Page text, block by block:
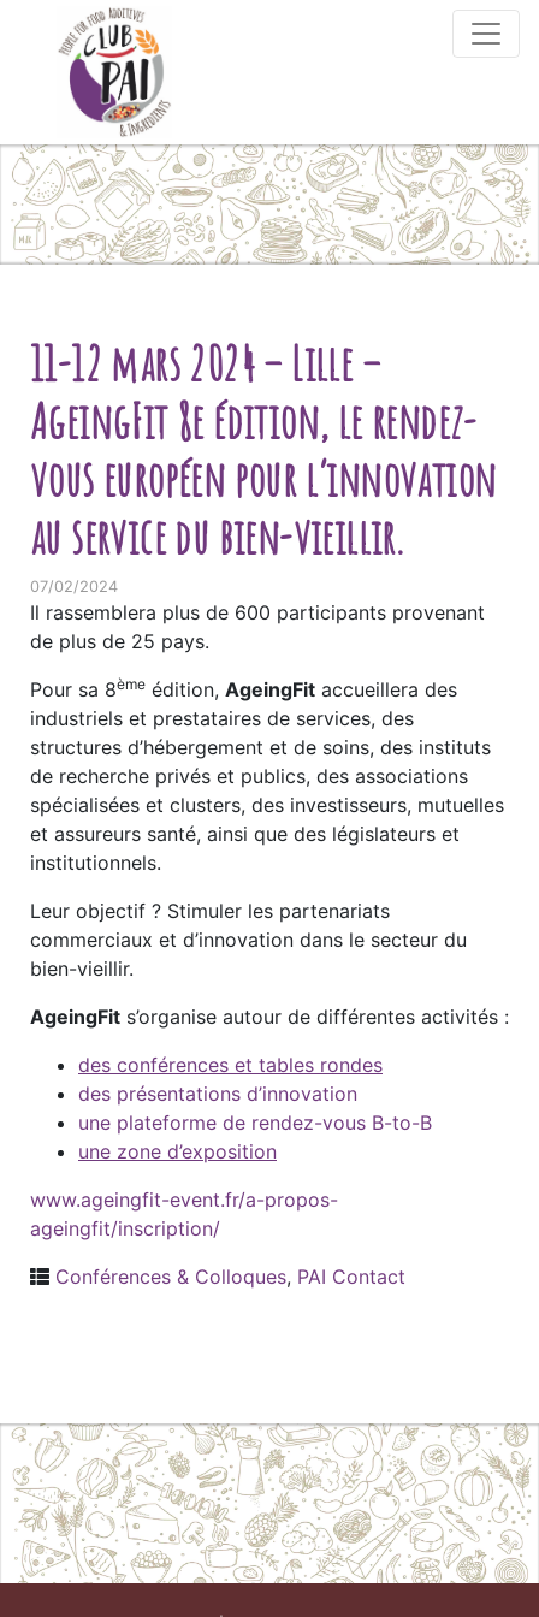
Skip to content
11-12 mars 2024 – Lille –
AgeingFit 8e édition, le rendez-
vous européen pour l’innovation
au service du bien-vieillir.
07/02/2024
Il rassemblera plus de 600 participants provenant
de plus de 25 pays.
Pour sa 8ème édition, AgeingFit accueillera des
industriels et prestataires de services, des
structures d’hébergement et de soins, des instituts
de recherche privés et publics, des associations
spécialisées et clusters, des investisseurs, mutuelles
et assureurs santé, ainsi que des législateurs et
institutionnels.
Leur objectif ? Stimuler les partenariats
commerciaux et d’innovation dans le secteur du
bien-vieillir.
AgeingFit s’organise autour de différentes activités :
des conférences et tables rondes
des présentations d’innovation
une plateforme de rendez-vous B-to-B
une zone d’exposition
www.ageingfit-event.fr/a-propos-
ageingfit/inscription/
Conférences & Colloques, PAI Contact